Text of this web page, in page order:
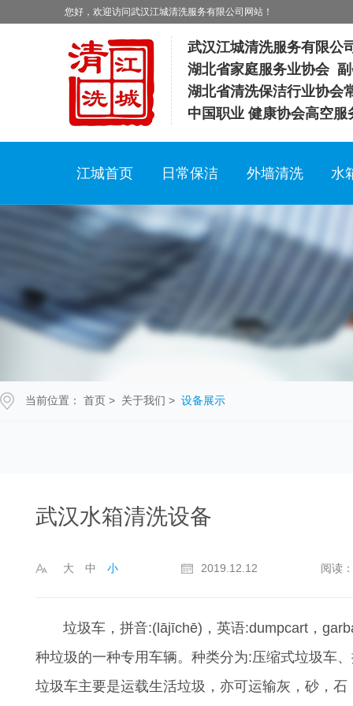
您好，欢迎访问武汉江城清洗服务有限公司网站！
武汉江城清洗服务有限公
湖北省家庭服务业协会
湖北省清洗保洁行业协会
中国职业 健康协会高空
江城首页 日常保洁 外墙清洗 水
当前位置： 首页 > 关于我们 > 设备展示
武汉水箱清洗设备
大 中 小 2019.12.12 阅读
垃圾车，拼音:(lājīchē)，英语:dumpcart，
种垃圾的一种专用车辆。种类分为:压缩式垃圾车
垃圾车主要是运载生活垃圾，亦可运输灰，砂，